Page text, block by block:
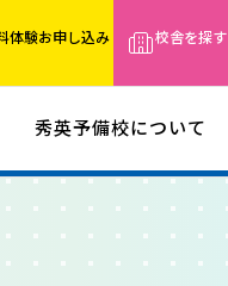
体験お申し込み 校舎を探す
秀英予備校について